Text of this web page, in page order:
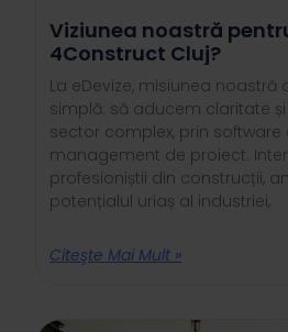
Viziunea noastră
4Construct Cluj?
La eDevize, misiunea
simplă: să aducem claritate
sector complex, prin software
management de proiect.
profesioniștii din construcții,
potențialul uriaș al industriei,
Citeşte Mai Mult »